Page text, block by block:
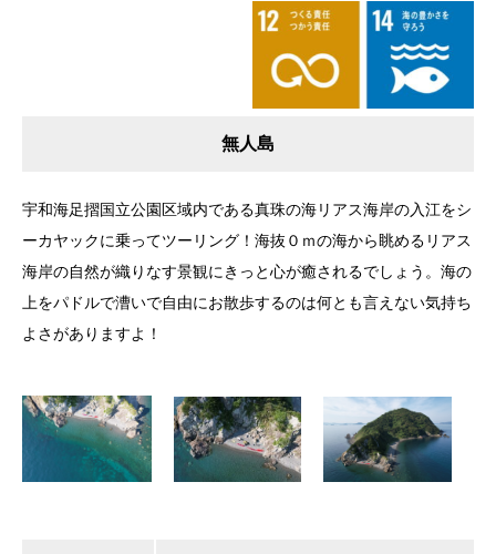
無人島
宇和海足摺国立公園区域内である真珠の海リアス海岸の入江をシ
ーカヤックに乗ってツーリング！海抜０ｍの海から眺めるリアス
海岸の自然が織りなす景観にきっと心が癒されるでしょう。海の
上をパドルで漕いで自由にお散歩するのは何とも言えない気持ち
よさがありますよ！